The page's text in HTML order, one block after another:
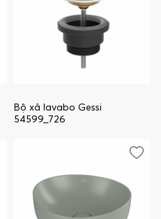
Bộ xả lavabo Gessi
54599_726